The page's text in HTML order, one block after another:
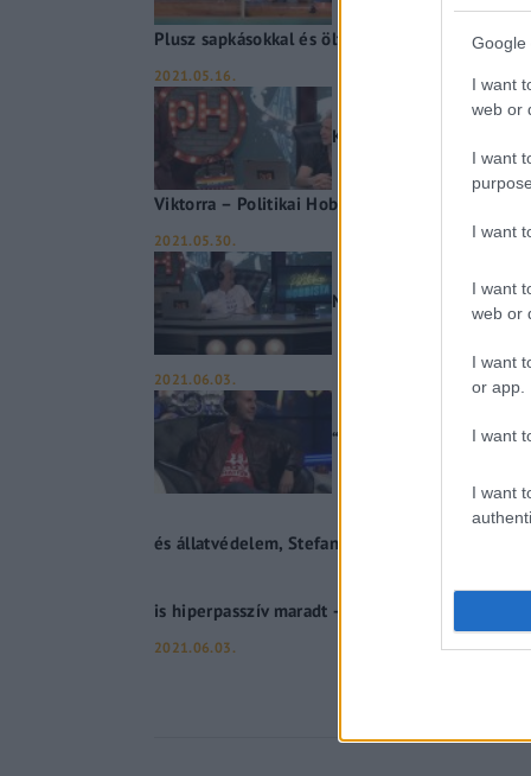
Google
I want
web or
I want
I want
I want
web or
I want
or app.
I want
I want
Plusz sapkásokkal és öltönyösökkel
2021.05.16.
Karácsony Gergely egy
Viktorra – Politikai Hobbista Plusz
2021.05.30.
Neonáci fegyveresért
2021.06.03.
“De tűz vagy, Feri, te
és állatvédelem, Stefano Trebbivel
is hiperpasszív maradt – Politikai Hobbista
2021.06.03.